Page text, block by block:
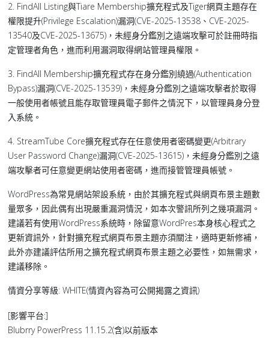
2. FindAll Listing與Tiare Membership擴充程式及Tiger網頁主題存在
權限提升(Privilege Escalation)漏洞(CVE-2025-13538、CVE-2025-
13540及CVE-2025-13675)，未經身分鑑別之遠端攻擊可於註冊時指
定管理者角色，進而利用漏洞取得網站管理員權限。
3. FindAll Membership擴充程式存在身分鑑別繞過(Authentication
Bypass)漏洞(CVE-2025-13539)，未經身分鑑別之遠端攻擊者於取得
一般使用者帳號且能存取管理員電子郵件之情況下，以管理員身分登
入系統。
4. StreamTube Core擴充程式存在任意使用者密碼變更(Arbitrary
User Password Change)漏洞(CVE-2025-13615)，未經身分鑑別之遠
端攻擊者可任意變更網站使用者密碼，進而接管管理員帳號。
WordPress為常見網站架設系統，由於其擴充程式與網頁布景主題數
量眾多，因此偶有出現嚴重漏洞情況，如本次警訊所列之幾項漏洞。
建議若有使用WordPress系統時，除留意WordPres本身核心程式之
更新資訊外，針對擴充程式網頁布景主題亦須關注，適時更新修補，
此外亦建議評估所用之擴充程式網頁布景主題之必要性，如無需求，
建議移除。
情資分享等級: WHITE(情資內容為可公開揭露之資訊)
[影響平台:]
Blubrry PowerPress 11.15.2(含)以前版本